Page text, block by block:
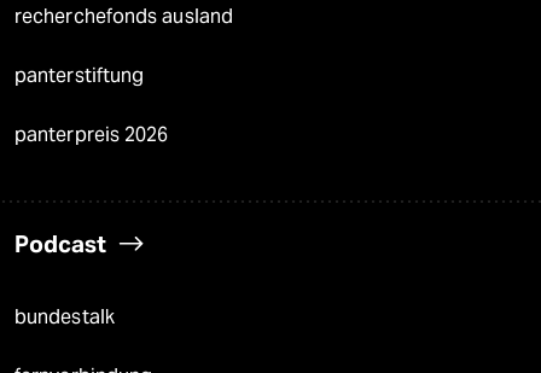
recherchefonds ausland
panterstiftung
panterpreis 2026
Podcast
bundestalk